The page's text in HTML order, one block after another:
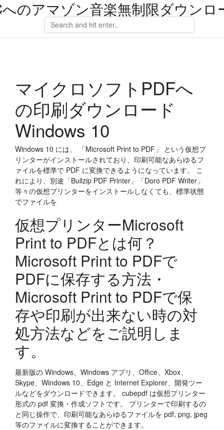
のアマゾン音楽無制限ダウンロ
マイクロソフトPDFへ
の印刷ダウンロード
Windows 10
Windows 10 には、 「Microsoft Print to PDF」 という仮想プ
リンターがインストールされており、印刷可能なあらゆるフ
ァイルを標準で PDF に変換できるようになっています。 こ
れにより、別途「Bullzip PDF Printer」「Doro PDF Writer」
等々の仮想プリンターをインストールしなくても、標準状態
でファイルを
仮想プリンターMicrosoft
Print to PDFとは何？
Microsoft Print to PDFで
PDFに保存する方法・
Microsoft Print to PDFで保
存や印刷が出来ない時の対
処方法などをご説明しま
す。
最新版の Windows、Windows アプリ、Office、Xbox、
Skype、Windows 10、Edge と Internet Explorer、開発ツー
ルなどをダウンロードできます。 cubepdf は仮想プリンター
形式の pdf 変換・作成ソフトです。 プリンターで印刷するの
と同じ操作で、印刷可能なあらゆるファイルを pdf, png, jpeg
等のファイルに変換することができます。